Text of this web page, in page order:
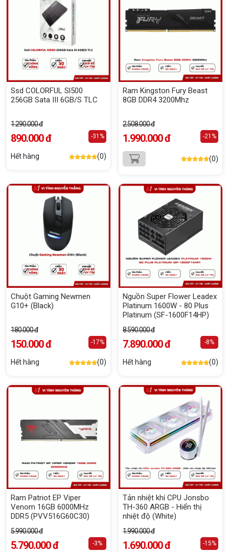
Ssd COLORFUL Sl500
256GB Sata III 6GB/S TLC
1.290.000 đ
890.000 đ -31%
Hết hàng (0)
Ram Kingston Fury Beast
8GB DDR4 3200Mhz
2.508.000 đ
1.990.000 đ -21%
(0)
Chuột Gaming Newmen
G10+ (Black)
180.000 đ
150.000 đ -17%
Hết hàng (0)
Nguồn Super Flower Leadex
Platinum 1600W - 80 Plus
Platinum (SF-1600F14HP)
8.590.000 đ
7.890.000 đ -8%
Hết hàng (0)
Ram Patriot EP Viper
Venom 16GB 6000MHz
DDR5 (PVV516G60C30)
5.990.000 đ
5.790.000 đ -3%
Tản nhiệt khí CPU Jonsbo
TH-360 ARGB - Hiển thị
nhiệt độ (White)
1.990.000 đ
1.690.000 đ -15%